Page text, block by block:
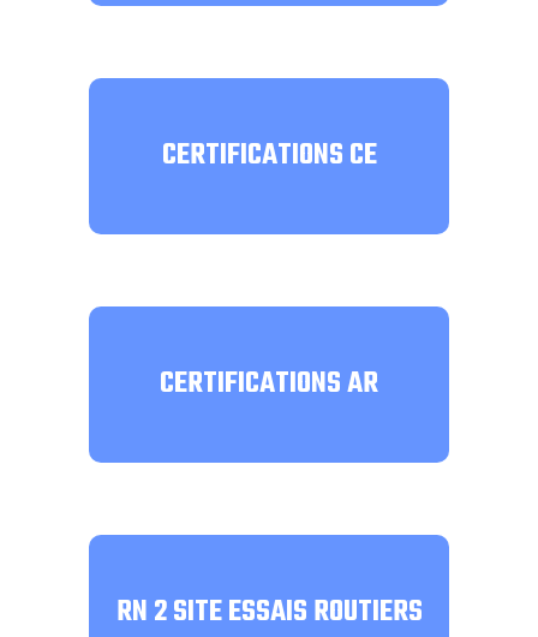
CERTIFICATIONS CE
CERTIFICATIONS AR
RN 2 SITE ESSAIS ROUTIERS